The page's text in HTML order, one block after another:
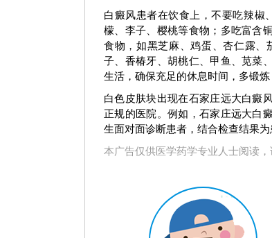
白癜风患者在饮食上，不要吃辣椒
檬、李子、樱桃等食物；多吃富含
食物，如黑芝麻、鸡蛋、杏仁露、
子、香椿牙、胡桃仁、甲鱼、苋菜
生活，确保充足的休息时间，多锻炼
白色皮肤块出现在石家庄远大白癜
正规的医院。例如，石家庄远大白
生面对面诊断患者，结合检查结果
本广告仅供医学药学专业人士阅读